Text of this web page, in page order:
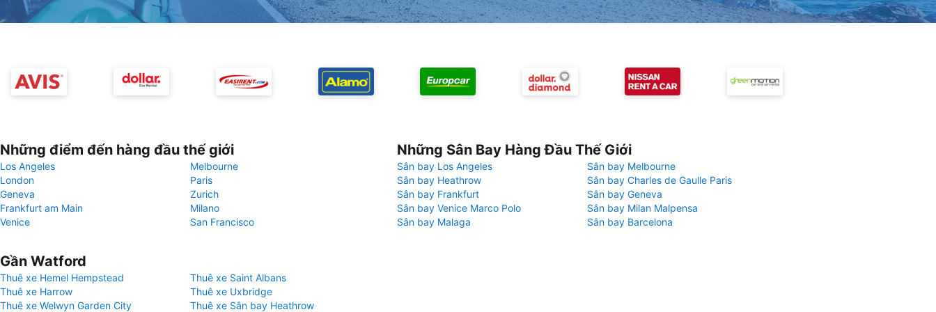
Những điểm đến hàng đầu thế giới
Los Angeles
Melbourne
London
Paris
Geneva
Zurich
Frankfurt am Main
Milano
Venice
San Francisco
Những Sân Bay Hàng Đầu Thế Giới
Sân bay Los Angeles
Sân bay Melbourne
Sân bay Heathrow
Sân bay Charles de Gaulle Paris
Sân bay Frankfurt
Sân bay Geneva
Sân bay Venice Marco Polo
Sân bay Milan Malpensa
Sân bay Malaga
Sân bay Barcelona
Gần Watford
Thuê xe Hemel Hempstead
Thuê xe Saint Albans
Thuê xe Harrow
Thuê xe Uxbridge
Thuê xe Welwyn Garden City
Thuê xe Sân bay Heathrow